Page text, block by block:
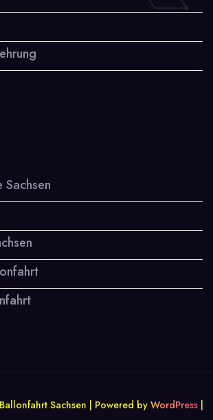
Sachsen
Sachsen | Powered by WordPress |